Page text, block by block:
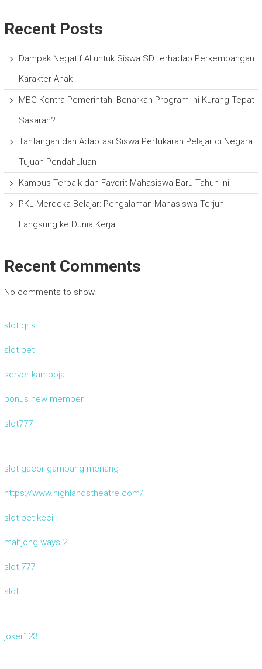
Recent Posts
Dampak Negatif AI untuk Siswa SD terhadap Perkembangan
Karakter Anak
MBG Kontra Pemerintah: Benarkah Program Ini Kurang Tepat
Sasaran?
Tantangan dan Adaptasi Siswa Pertukaran Pelajar di Negara
Tujuan Pendahuluan
Kampus Terbaik dan Favorit Mahasiswa Baru Tahun Ini
PKL Merdeka Belajar: Pengalaman Mahasiswa Terjun
Langsung ke Dunia Kerja
Recent Comments
No comments to show.
slot qris
slot bet
server kamboja
bonus new member
slot777
slot gacor gampang menang
https://www.highlandstheatre.com/
slot bet kecil
mahjong ways 2
slot 777
slot
joker123